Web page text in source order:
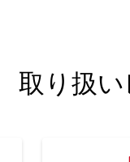
取り扱